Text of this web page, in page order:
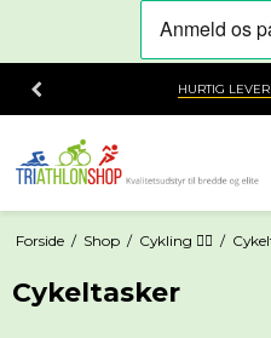
HURTIG
Forside / Shop / Cykling 🚴‍♂️ /
Cykeltasker